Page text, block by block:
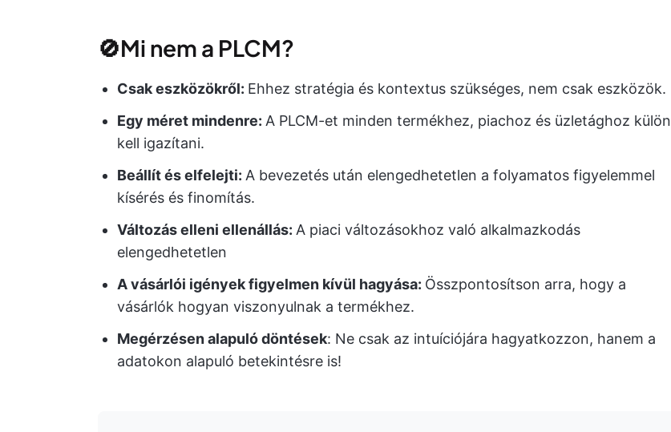
🚫Mi nem a PLCM?
Csak eszközökről: Ehhez stratégia és kontextus szükséges, nem csak eszközök.
Egy méret mindenre: A PLCM-et minden termékhez, piachoz és üzletághoz külön
kell igazítani.
Beállít és elfelejti: A bevezetés után elengedhetetlen a folyamatos figyelemmel
kísérés és finomítás.
Változás elleni ellenállás: A piaci változásokhoz való alkalmazkodás
elengedhetetlen
A vásárlói igények figyelmen kívül hagyása: Összpontosítson arra, hogy a
vásárlók hogyan viszonyulnak a termékhez.
Megérzésen alapuló döntések: Ne csak az intuíciójára hagyatkozzon, hanem a
adatokon alapuló betekintésre is!